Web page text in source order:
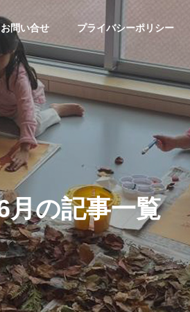
お問い合せ プライバシーポリシー
月の記事一覧